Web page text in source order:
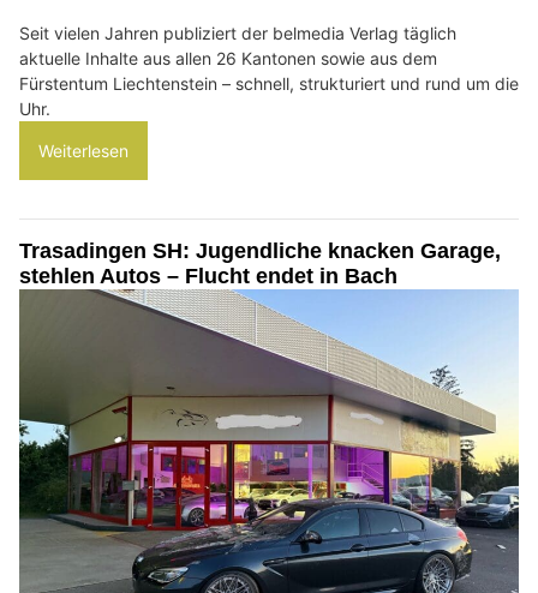
Seit vielen Jahren publiziert der belmedia Verlag täglich
aktuelle Inhalte aus allen 26 Kantonen sowie aus dem
Fürstentum Liechtenstein – schnell, strukturiert und rund um die
Uhr.
Weiterlesen
Trasadingen SH: Jugendliche knacken Garage,
stehlen Autos – Flucht endet in Bach